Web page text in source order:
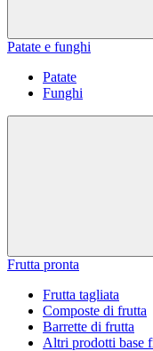
Patate e funghi
Patate
Funghi
Frutta pronta
Frutta tagliata
Composte di frutta
Barrette di frutta
Altri prodotti base